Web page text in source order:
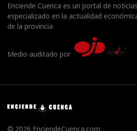
Enciende Cuenca es un portal de
especializado en la actualidad
de la provincia
Medio auditado por
© 2026 EnciendeCuenca.com